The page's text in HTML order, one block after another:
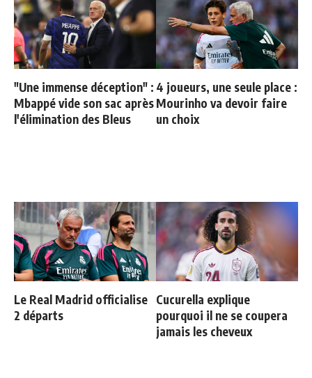
"Une immense déception" :
Mbappé vide son sac après
l'élimination des Bleus
4 joueurs, une seule place :
Mourinho va devoir faire
un choix
Le Real Madrid officialise
2 départs
Cucurella explique
pourquoi il ne se coupera
jamais les cheveux